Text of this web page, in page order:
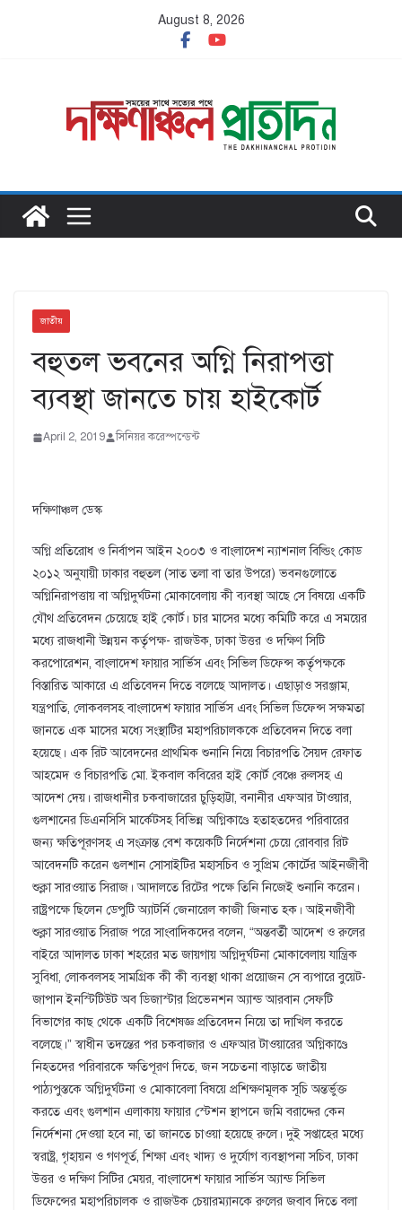
August 8, 2026
জাতীয়
বহুতল ভবনের অগ্নি নিরাপত্তা
ব্যবস্থা জানতে চায় হাইকোর্ট
April 2, 2019 সিনিয়র করেস্পন্ডেন্ট
দক্ষিণাঞ্চল ডেস্ক
অগ্নি প্রতিরোধ ও নির্বাপন আইন ২০০৩ ও বাংলাদেশ ন্যাশনাল বিল্ডিং কোড
২০১২ অনুযায়ী ঢাকার বহুতল (সাত তলা বা তার উপরে) ভবনগুলোতে
অগ্নিনিরাপত্তায় বা অগ্নিদুর্ঘটনা মোকাবেলায় কী ব্যবস্থা আছে সে বিষয়ে একটি
যৌথ প্রতিবেদন চেয়েছে হাই কোর্ট। চার মাসের মধ্যে কমিটি করে এ সময়ের
মধ্যে রাজধানী উন্নয়ন কর্তৃপক্ষ- রাজউক, ঢাকা উত্তর ও দক্ষিণ সিটি
করপোরেশন, বাংলাদেশ ফায়ার সার্ভিস এবং সিভিল ডিফেন্স কর্তৃপক্ষকে
বিস্তারিত আকারে এ প্রতিবেদন দিতে বলেছে আদালত। এছাড়াও সরঞ্জাম,
যন্ত্রপাতি, লোকবলসহ বাংলাদেশ ফায়ার সার্ভিস এবং সিভিল ডিফেন্স সক্ষমতা
জানতে এক মাসের মধ্যে সংস্থাটির মহাপরিচালককে প্রতিবেদন দিতে বলা
হয়েছে। এক রিট আবেদনের প্রাথমিক শুনানি নিয়ে বিচারপতি সৈয়দ রেফাত
আহমেদ ও বিচারপতি মো. ইকবাল কবিরের হাই কোর্ট বেঞ্চে রুলসহ এ
আদেশ দেয়। রাজধানীর চকবাজারের চুড়িহাট্টা, বনানীর এফআর টাওয়ার,
গুলশানের ডিএনসিসি মার্কেটসহ বিভিন্ন অগ্নিকাণ্ডে হতাহতদের পরিবারের
জন্য ক্ষতিপূরণসহ এ সংক্রান্ত বেশ কয়েকটি নির্দেশনা চেয়ে রোববার রিট
আবেদনটি করেন গুলশান সোসাইটির মহাসচিব ও সুপ্রিম কোর্টের আইনজীবী
শুক্লা সারওয়াত সিরাজ। আদালতে রিটের পক্ষে তিনি নিজেই শুনানি করেন।
রাষ্ট্রপক্ষে ছিলেন ডেপুটি অ্যাটর্নি জেনারেল কাজী জিনাত হক। আইনজীবী
শুক্লা সারওয়াত সিরাজ পরে সাংবাদিকদের বলেন, “অন্তবর্তী আদেশ ও রুলের
বাইরে আদালত ঢাকা শহরের মত জায়গায় অগ্নিদুর্ঘটনা মোকাবেলায় যান্ত্রিক
সুবিধা, লোকবলসহ সামগ্রিক কী কী ব্যবস্থা থাকা প্রয়োজন সে ব্যপারে বুয়েট-
জাপান ইনস্টিটিউট অব ডিজাস্টার প্রিভেনশন অ্যান্ড আরবান সেফটি
বিভাগের কাছ থেকে একটি বিশেষজ্ঞ প্রতিবেদন নিয়ে তা দাখিল করতে
বলেছে।” স্বাধীন তদন্তের পর চকবাজার ও এফআর টাওয়ারের অগ্নিকাণ্ডে
নিহতদের পরিবারকে ক্ষতিপূরণ দিতে, জন সচেতনা বাড়াতে জাতীয়
পাঠ্যপুস্তকে অগ্নিদুর্ঘটনা ও মোকাবেলা বিষয়ে প্রশিক্ষণমূলক সূচি অন্তর্ভুক্ত
করতে এবং গুলশান এলাকায় ফায়ার স্টেশন স্থাপনে জমি বরাদ্দের কেন
নির্দেশনা দেওয়া হবে না, তা জানতে চাওয়া হয়েছে রুলে। দুই সপ্তাহের মধ্যে
স্বরাষ্ট্র, গৃহায়ন ও গণপূর্ত, শিক্ষা এবং খাদ্য ও দুর্যোগ ব্যবস্থাপনা সচিব, ঢাকা
উত্তর ও দক্ষিণ সিটির মেয়র, বাংলাদেশ ফায়ার সার্ভিস অ্যান্ড সিভিল
ডিফেন্সের মহাপরিচালক ও রাজউক চেয়ারম্যানকে রুলের জবাব দিতে বলা